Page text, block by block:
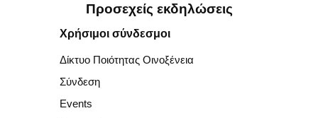
Προσεχείς εκδηλώσεις
Χρήσιμοι σύνδεσμοι
Δίκτυο Ποιότητας Οινοξένεια
Σύνδεση
Events